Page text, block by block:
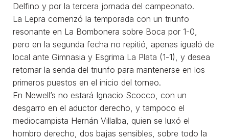
Delfino y por la tercera jornada del campeonato.
La Lepra comenzó la temporada con un triunfo
resonante en La Bombonera sobre Boca por 1-0,
pero en la segunda fecha no repitió, apenas igualó de
local ante Gimnasia y Esgrima La Plata (1-1), y desea
retomar la senda del triunfo para mantenerse en los
primeros puestos en el inicio del torneo.
En Newell’s no estará Ignacio Scocco, con un
desgarro en el aductor derecho, y tampoco el
mediocampista Hernán Villalba, quien se luxó el
hombro derecho, dos bajas sensibles, sobre todo la